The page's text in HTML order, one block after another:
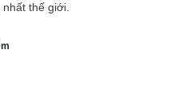
thế giới.